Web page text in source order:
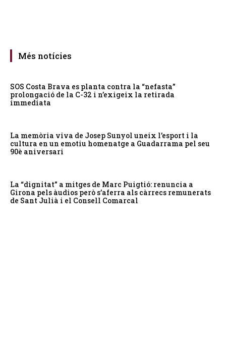
Més notícies
SOS Costa Brava es planta contra la “nefasta”
prolongació de la C-32 i n’exigeix la retirada
immediata
La memòria viva de Josep Sunyol uneix l’esport i la
cultura en un emotiu homenatge a Guadarrama pel seu
90è aniversari
La “dignitat” a mitges de Marc Puigtió: renuncia a
Girona pels àudios però s’aferra als càrrecs remunerats
de Sant Julià i el Consell Comarcal